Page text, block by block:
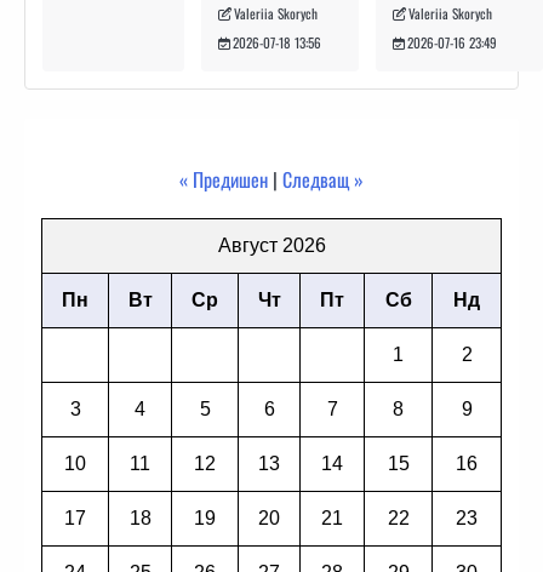
Valeriia Skorych
2026-07-18 13:56
Valeriia Skorych
2026-07-16 23:49
« Предишен | Следващ »
Август 2026
Пн Вт Ср Чт Пт Сб Нд
1 2
3 4 5 6 7 8 9
10 11 12 13 14 15 16
17 18 19 20 21 22 23